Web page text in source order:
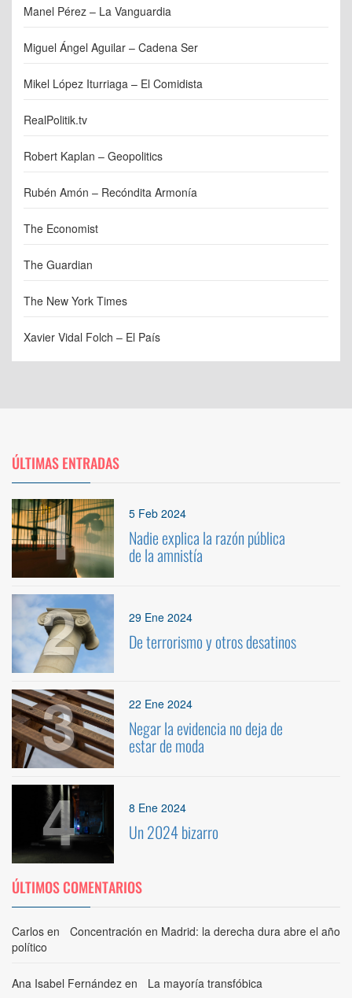
Manel Pérez – La Vanguardia
Miguel Ángel Aguilar – Cadena Ser
Mikel López Iturriaga – El Comidista
RealPolitik.tv
Robert Kaplan – Geopolitics
Rubén Amón – Recóndita Armonía
The Economist
The Guardian
The New York Times
Xavier Vidal Folch – El País
ÚLTIMAS ENTRADAS
1 5 Feb 2024
Nadie explica la razón pública
de la amnistía
2 29 Ene 2024
De terrorismo y otros desatinos
3 22 Ene 2024
Negar la evidencia no deja de
estar de moda
4 8 Ene 2024
Un 2024 bizarro
ÚLTIMOS COMENTARIOS
Carlos en
Concentración en Madrid: la derecha dura abre el año
político
Ana Isabel Fernández en La mayoría transfóbica